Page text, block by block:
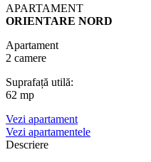
APARTAMENT
ORIENTARE NORD
Apartament
2 camere
Suprafață utilă:
62 mp
Vezi apartament
Vezi apartamentele
Descriere